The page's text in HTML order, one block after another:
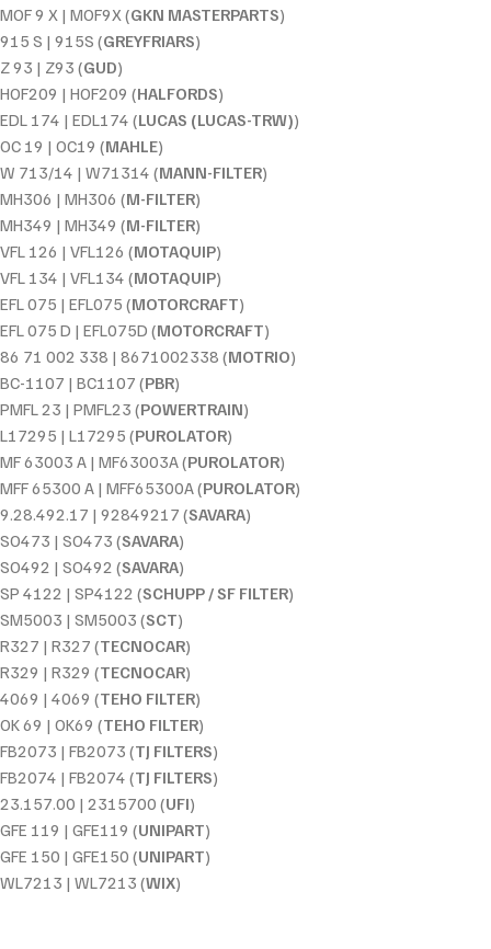
MOF 9 X | MOF9X (GKN MASTERPARTS)
915 S | 915S (GREYFRIARS)
Z 93 | Z93 (GUD)
HOF209 | HOF209 (HALFORDS)
EDL 174 | EDL174 (LUCAS (LUCAS-TRW))
OC 19 | OC19 (MAHLE)
W 713/14 | W71314 (MANN-FILTER)
MH306 | MH306 (M-FILTER)
MH349 | MH349 (M-FILTER)
VFL 126 | VFL126 (MOTAQUIP)
VFL 134 | VFL134 (MOTAQUIP)
EFL 075 | EFL075 (MOTORCRAFT)
EFL 075 D | EFL075D (MOTORCRAFT)
86 71 002 338 | 8671002338 (MOTRIO)
BC-1107 | BC1107 (PBR)
PMFL 23 | PMFL23 (POWERTRAIN)
L17295 | L17295 (PUROLATOR)
MF 63003 A | MF63003A (PUROLATOR)
MFF 65300 A | MFF65300A (PUROLATOR)
9.28.492.17 | 92849217 (SAVARA)
SO473 | SO473 (SAVARA)
SO492 | SO492 (SAVARA)
SP 4122 | SP4122 (SCHUPP / SF FILTER)
SM5003 | SM5003 (SCT)
R327 | R327 (TECNOCAR)
R329 | R329 (TECNOCAR)
4069 | 4069 (TEHO FILTER)
OK 69 | OK69 (TEHO FILTER)
FB2073 | FB2073 (TJ FILTERS)
FB2074 | FB2074 (TJ FILTERS)
23.157.00 | 2315700 (UFI)
GFE 119 | GFE119 (UNIPART)
GFE 150 | GFE150 (UNIPART)
WL7213 | WL7213 (WIX)